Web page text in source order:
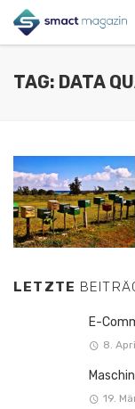
TAG: DATA
LETZTE
E-
8.
19.